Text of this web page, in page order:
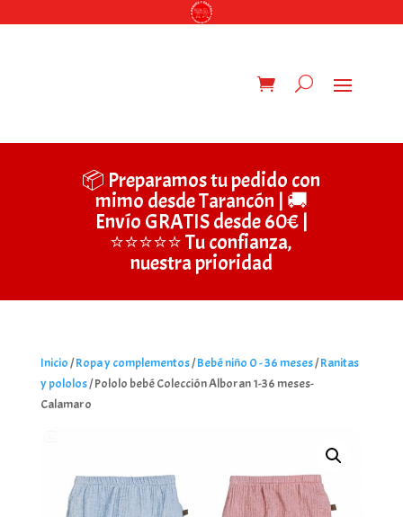
📦 Preparamos tu pedido con
mimo desde Tarancón | 🚚
Envío GRATIS desde 60€ |
⭐⭐⭐⭐⭐ Tu confianza,
nuestra prioridad
Inicio/Ropa y complementos/Bebé niño 0 - 36 meses/Ranitas
y pololos/ Pololo bebé Colección Alboran 1-36 meses-
Calamaro